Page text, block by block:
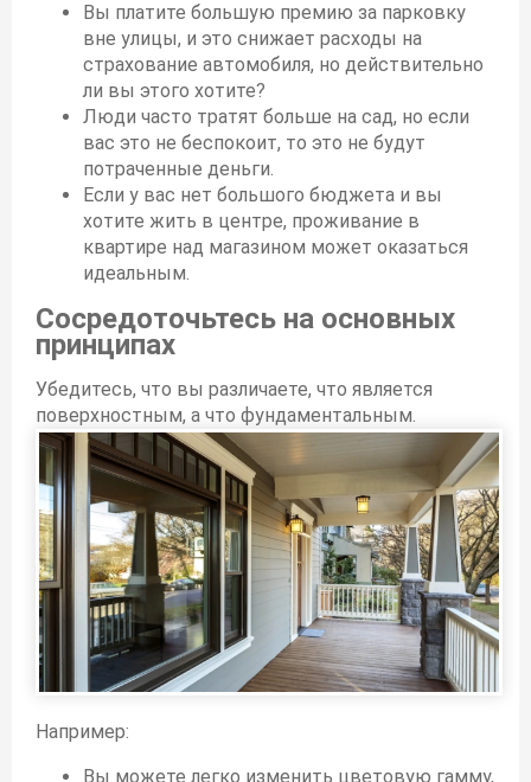
Вы платите большую премию за парковку
вне улицы, и это снижает расходы на
страхование автомобиля, но действительно
ли вы этого хотите?
Люди часто тратят больше на сад, но если
вас это не беспокоит, то это не будут
потраченные деньги.
Если у вас нет большого бюджета и вы
хотите жить в центре, проживание в
квартире над магазином может оказаться
идеальным.
Сосредоточьтесь на основных
принципах
Убедитесь, что вы различаете, что является
поверхностным, а что фундаментальным.
Например:
Вы можете легко изменить цветовую гамму,